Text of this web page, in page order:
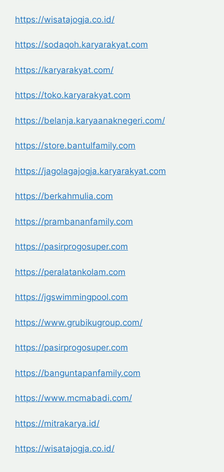
https://wisatajogja.co.id/
https://sodaqoh.karyarakyat.com
https://karyarakyat.com/
https://toko.karyarakyat.com
https://belanja.karyaanaknegeri.com/
https://store.bantulfamily.com
https://jagolagajogja.karyarakyat.com
https://berkahmulia.com
https://prambananfamily.com
https://pasirprogosuper.com
https://peralatankolam.com
https://jgswimmingpool.com
https://www.grubikugroup.com/
https://pasirprogosuper.com
https://banguntapanfamily.com
https://www.mcmabadi.com/
https://mitrakarya.id/
https://wisatajogja.co.id/